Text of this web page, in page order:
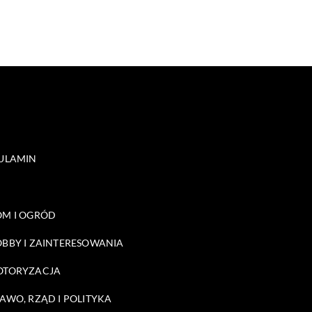
I OGRÓD
I ZAINTERESOWANIA
RZĄD I POLITYKA